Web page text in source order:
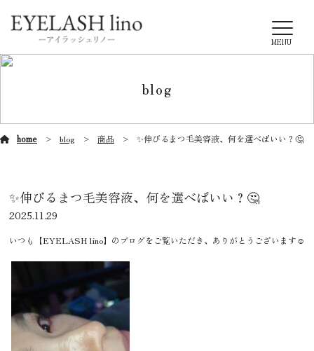
MENU
blog
home blog 商品 ✨伸びるまつ毛美容液、何を選べばいい？🤔
✨伸びるまつ毛美容液、何を選べばいい？🤔
2025.11.29
いつも【EYELASH lino】のブログをご覧いただき、ありがとうございます☺️